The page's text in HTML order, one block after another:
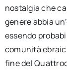
nostalgia che
genere abbia
essendo
comunità
fine del